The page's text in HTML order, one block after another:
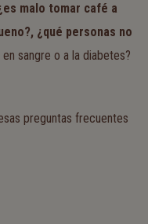
malo tomar café a
¿qué personas no
sangre o a la diabetes?
preguntas frecuentes